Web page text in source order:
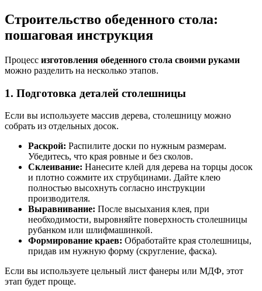
Строительство обеденного стола:
пошаговая инструкция
Процесс изготовления обеденного стола своими руками
можно разделить на несколько этапов.
1. Подготовка деталей столешницы
Если вы используете массив дерева, столешницу можно
собрать из отдельных досок.
Раскрой: Распилите доски по нужным размерам.
Убедитесь, что края ровные и без сколов.
Склеивание: Нанесите клей для дерева на торцы досок
и плотно сожмите их струбцинами. Дайте клею
полностью высохнуть согласно инструкции
производителя.
Выравнивание: После высыхания клея, при
необходимости, выровняйте поверхность столешницы
рубанком или шлифмашинкой.
Формирование краев: Обработайте края столешницы,
придав им нужную форму (скругление, фаска).
Если вы используете цельный лист фанеры или МДФ, этот
этап будет проще.